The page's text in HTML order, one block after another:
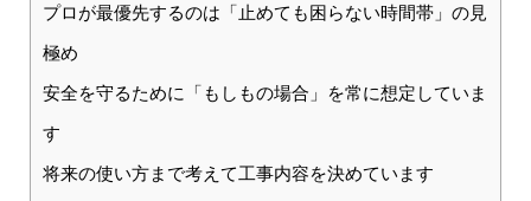
プロが最優先するのは「止めても困らない時間帯」の見
極め
安全を守るために「もしもの場合」を常に想定していま
す
将来の使い方まで考えて工事内容を決めています